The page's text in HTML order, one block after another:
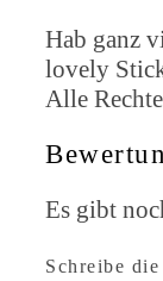
Hab ganz
lovely
Alle
Es gibt
Schreibe